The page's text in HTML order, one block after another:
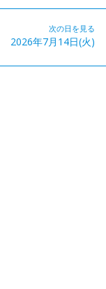
次の日を見る
2026年7月14日(火)